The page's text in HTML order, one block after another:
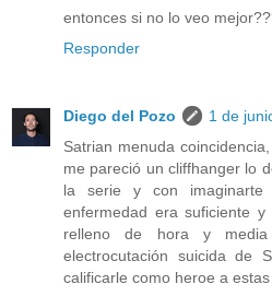
entonces si no lo veo
Responder
Diego del Pozo
1 de
Satrian menuda
me pareció un cliffhanger lo
la serie y con
enfermedad era suficiente
relleno de hora y
electrocutación suicida de
calificarle como heroe a estas